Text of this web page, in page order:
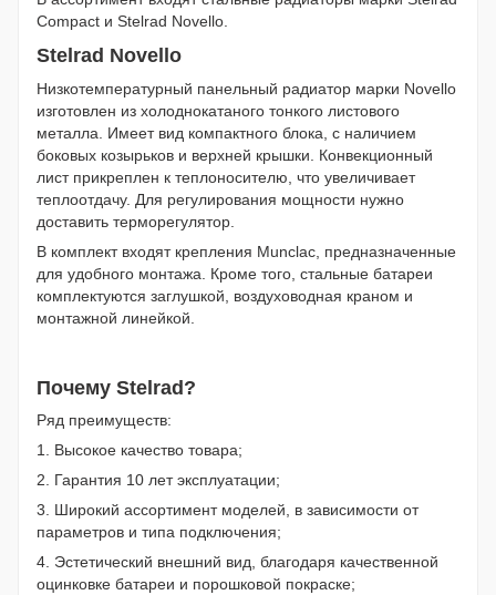
Compact и Stelrad Novello.
Stelrad Novello
Низкотемпературный панельный радиатор марки Novello
изготовлен из холоднокатаного тонкого листового
металла. Имеет вид компактного блока, с наличием
боковых козырьков и верхней крышки. Конвекционный
лист прикреплен к теплоносителю, что увеличивает
теплоотдачу. Для регулирования мощности нужно
доставить терморегулятор.
В комплект входят крепления Munclac, предназначенные
для удобного монтажа. Кроме того, стальные батареи
комплектуются заглушкой, воздуховодная краном и
монтажной линейкой.
Почему Stelrad?
Ряд преимуществ:
1. Высокое качество товара;
2. Гарантия 10 лет эксплуатации;
3. Широкий ассортимент моделей, в зависимости от
параметров и типа подключения;
4. Эстетический внешний вид, благодаря качественной
оцинковке батареи и порошковой покраске;